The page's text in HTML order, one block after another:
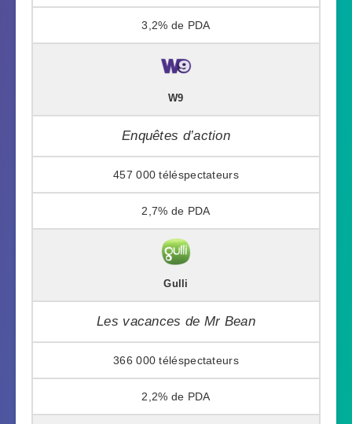
3,2%
W9
Enquêtes d’action
457 000
2,7%
Gulli
Les vacances de Mr Bean
366 000
2,2%